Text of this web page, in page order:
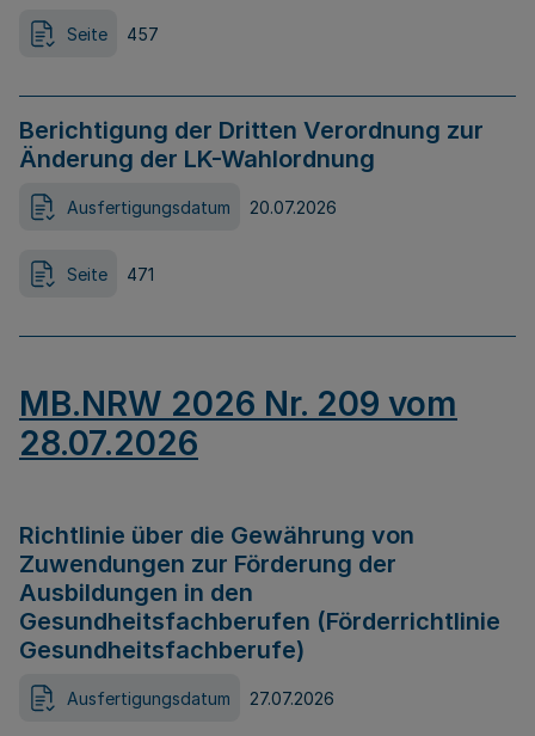
Seite 457
Berichtigung der Dritten Verordnung zur
Änderung der LK-Wahlordnung
Ausfertigungsdatum 20.07.2026
Seite 471
MB.NRW 2026 Nr. 209 vom
28.07.2026
Richtlinie über die Gewährung von
Zuwendungen zur Förderung der
Ausbildungen in den
Gesundheitsfachberufen (Förderrichtlinie
Gesundheitsfachberufe)
Ausfertigungsdatum 27.07.2026